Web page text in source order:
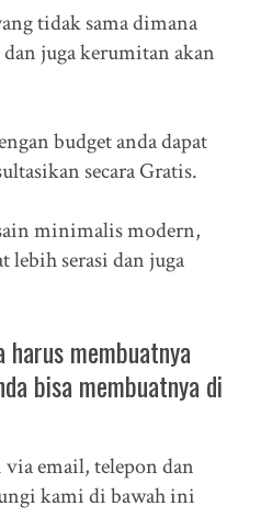
tidak sama dimana
juga kerumitan akan
budget anda dapat
secara Gratis.
minimalis modern,
serasi dan juga
harus membuatnya
bisa membuatnya di
email, telepon dan
kami di bawah ini